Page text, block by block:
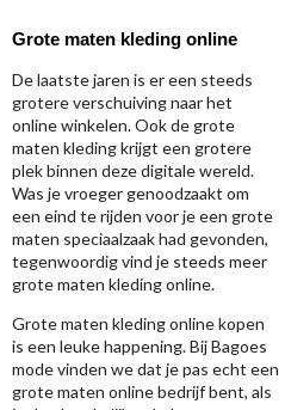
Grote maten kleding online
De laatste jaren is er een steeds
grotere verschuiving naar het
online winkelen. Ook de grote
maten kleding krijgt een grotere
plek binnen deze digitale wereld.
Was je vroeger genoodzaakt om
een eind te rijden voor je een grote
maten speciaalzaak had gevonden,
tegenwoordig vind je steeds meer
grote maten kleding online.
Grote maten kleding online kopen
is een leuke happening. Bij Bagoes
mode vinden we dat je pas echt een
grote maten online bedrijf bent, als